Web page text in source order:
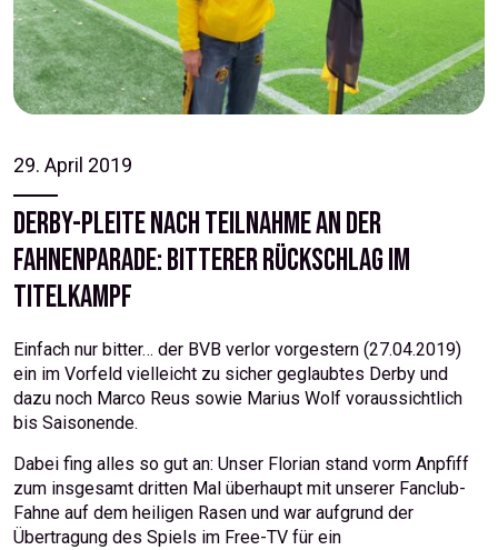
29. April 2019
Derby-Pleite nach Teilnahme an der
Fahnenparade: Bitterer Rückschlag im
Titelkampf
Einfach nur bitter… der BVB verlor vorgestern (27.04.2019)
ein im Vorfeld vielleicht zu sicher geglaubtes Derby und
dazu noch Marco Reus sowie Marius Wolf voraussichtlich
bis Saisonende.
Dabei fing alles so gut an: Unser Florian stand vorm Anpfiff
zum insgesamt dritten Mal überhaupt mit unserer Fanclub-
Fahne auf dem heiligen Rasen und war aufgrund der
Übertragung des Spiels im Free-TV für ein